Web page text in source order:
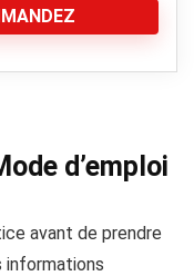
d’emploi
avant de prendre